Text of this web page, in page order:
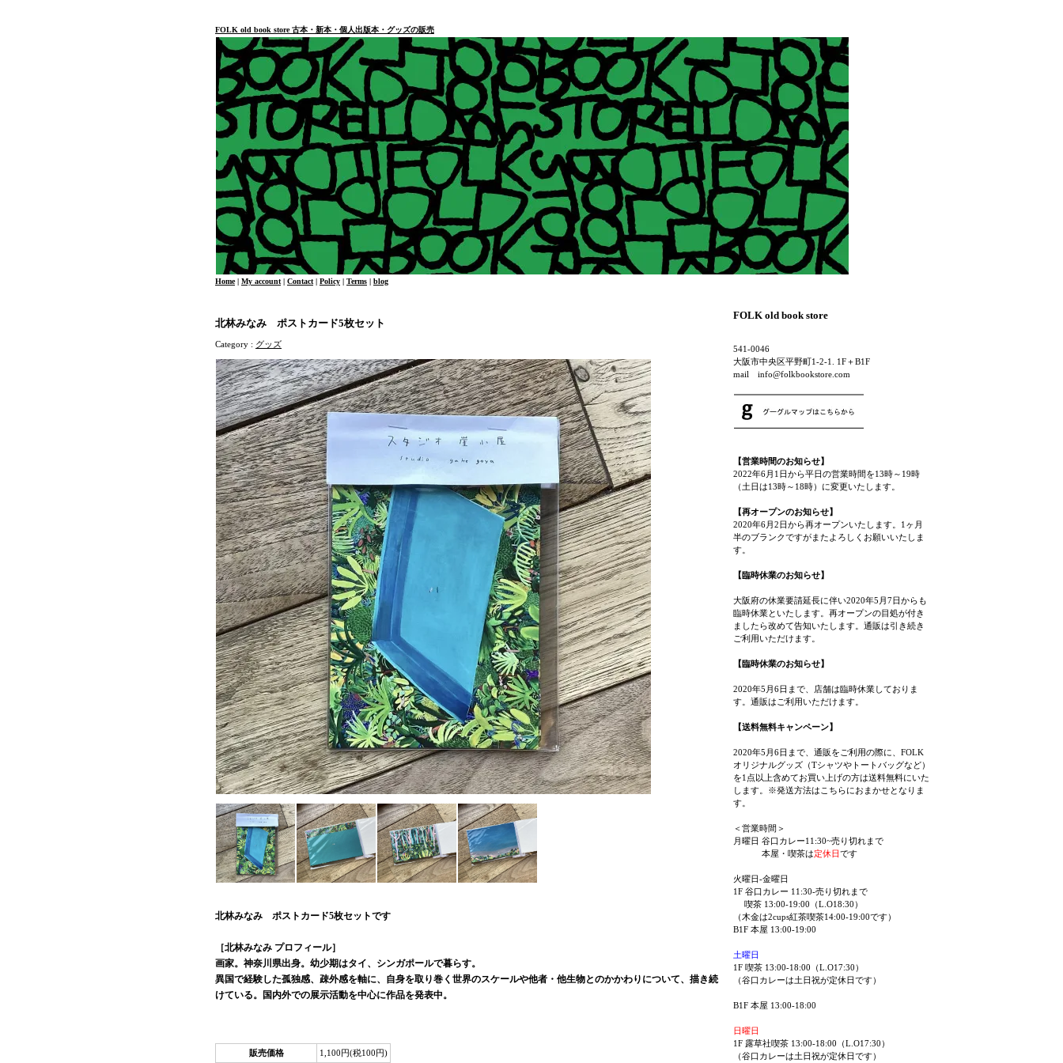
FOLK old book store 古本・新本・個人出版本・グッズの販売
Home| My account | Contact | Policy | Terms | blog
北林みなみ ポストカード5枚セット
Category : グッズ
北林みなみ ポストカード5枚セットです
［北林みなみ プロフィール］
画家。神奈川県出身。幼少期はタイ、シンガポールで暮らす。
異国で経験した孤独感、疎外感を軸に、自身を取り巻く世界のスケールや他者・他生物とのかかわりについて、描き続
けている。国内外での展示活動を中心に作品を発表中。
販売価格 1,100円(税100円)
FOLK old book store
541-0046
大阪市中央区平野町1-2-1. 1F＋B1F
mail info@folkbookstore.com
【営業時間のお知らせ】
2022年6月1日から平日の営業時間を13時～19時
（土日は13時～18時）に変更いたします。
【再オープンのお知らせ】
2020年6月2日から再オープンいたします。1ヶ月
半のブランクですがまたよろしくお願いいたしま
す。
【臨時休業のお知らせ】
大阪府の休業要請延長に伴い2020年5月7日からも
臨時休業といたします。再オープンの目処が付き
ましたら改めて告知いたします。通販は引き続き
ご利用いただけます。
【臨時休業のお知らせ】
2020年5月6日まで、店舗は臨時休業しておりま
す。通販はご利用いただけます。
【送料無料キャンペーン】
2020年5月6日まで、通販をご利用の際に、FOLK
オリジナルグッズ（Tシャツやトートバッグなど）
を1点以上含めてお買い上げの方は送料無料にいた
します。※発送方法はこちらにおまかせとなりま
す。
＜営業時間＞
月曜日 谷口カレー11:30~売り切れまで
本屋・喫茶は定休日です
火曜日-金曜日
1F 谷口カレー 11:30-売り切れまで
喫茶 13:00-19:00（L.O18:30）
（木金は2cups紅茶喫茶14:00-19:00です）
B1F 本屋 13:00-19:00
土曜日
1F 喫茶 13:00-18:00（L.O17:30）
（谷口カレーは土日祝が定休日です）
B1F 本屋 13:00-18:00
日曜日
1F 露草社喫茶 13:00-18:00（L.O17:30）
（谷口カレーは土日祝が定休日です）